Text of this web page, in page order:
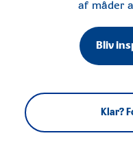
af måder
Bliv
Klar?